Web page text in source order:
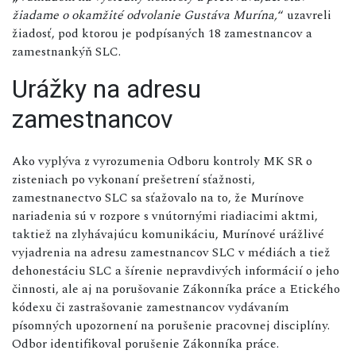
žiadame o okamžité odvolanie Gustáva Murína,“ uzavreli
žiadosť, pod ktorou je podpísaných 18 zamestnancov a
zamestnankýň SLC.
Urážky na adresu
zamestnancov
Ako vyplýva z vyrozumenia Odboru kontroly MK SR o
zisteniach po vykonaní prešetrení sťažnosti,
zamestnanectvo SLC sa sťažovalo na to, že Murínove
nariadenia sú v rozpore s vnútornými riadiacimi aktmi,
taktiež na zlyhávajúcu komunikáciu, Murínové urážlivé
vyjadrenia na adresu zamestnancov SLC v médiách a tiež
dehonestáciu SLC a šírenie nepravdivých informácií o jeho
činnosti, ale aj na porušovanie Zákonníka práce a Etického
kódexu či zastrašovanie zamestnancov vydávaním
písomných upozornení na porušenie pracovnej disciplíny.
Odbor identifikoval porušenie Zákonníka práce.